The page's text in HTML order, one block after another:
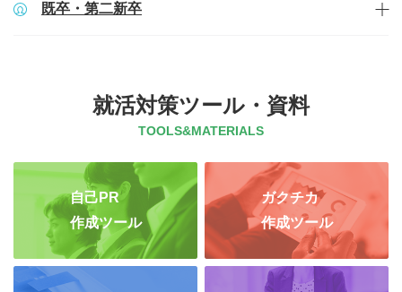
既卒・第二新卒
就活対策ツール・資料
TOOLS&MATERIALS
自己PR
作成ツール
ガクチカ
作成ツール